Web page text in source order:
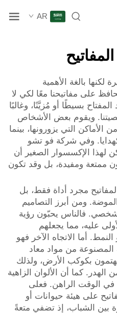
AR
لكنها بالغة الأهمية
على مفاتيحنا معًا لكي لا
بسيطًا أو مُزيَّنًا، وغالبًا
ويقوم بعض الأشخاص
من الأماكن التي يزورونها، بينما
وفي شركة فو تشو
لهذا الإكسسوار الصغير أن
ممتعة ومفيدة، بل وقد تكون
المفاتيح مجرد أداة فقط، بل
ومن أبرز التصاميم
الشخصي. فالناس يحبّون رؤية
عليه، مما يجعلهم
أما الاتجاه الآخر فهو
المصنوعة من مواد معاد
بكوكب الأرض، ولذلك
الهدر. كما أن الألوان الزاهية
في الوقت الراهن. فعلى
على هيئة حيوانات أو
بين الشباب، إذ تضفي متعةً